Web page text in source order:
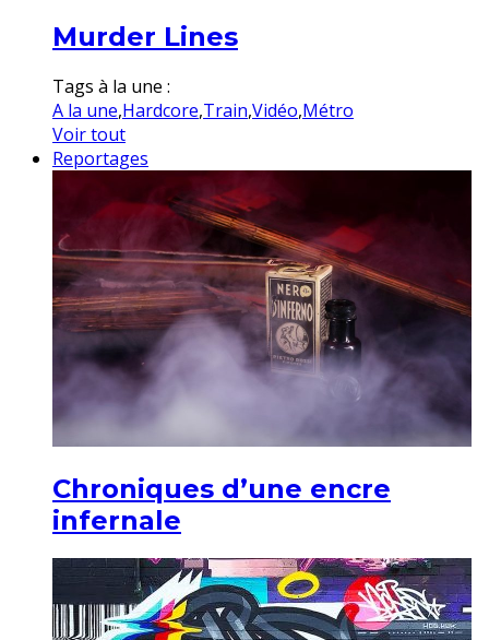
Murder Lines
Tags à la une :
A la une,Hardcore,Train,Vidéo,Métro
Voir tout
Reportages
Chroniques d’une encre
infernale